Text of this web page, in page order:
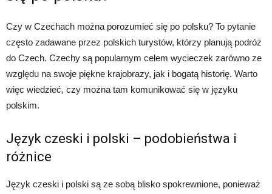
Czy w Czechach można porozumieć się po polsku? To pytanie
często zadawane przez polskich turystów, którzy planują podróż
do Czech. Czechy są popularnym celem wycieczek zarówno ze
względu na swoje piękne krajobrazy, jak i bogatą historię. Warto
więc wiedzieć, czy można tam komunikować się w języku
polskim.
Język czeski i polski – podobieństwa i
różnice
Język czeski i polski są ze sobą blisko spokrewnione, ponieważ